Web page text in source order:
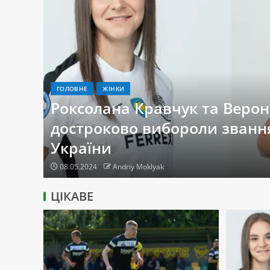
ГОЛОВНЕ ЖІНКИ
Роксолана Кравчук та
достроково вибороли
України
08.05.2024 Andriy Moklyak
ЦІКАВЕ